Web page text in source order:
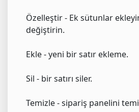
Özelleştir - Ek sütunlar
değiştirin.
Ekle - yeni bir satır ekleme.
Sil - bir satırı siler.
Temizle - sipariş panelini